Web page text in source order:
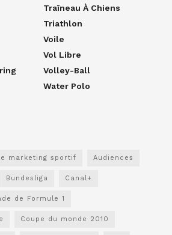
Traîneau À Chiens
Triathlon
Voile
Vol Libre
Volley-Ball
Water Polo
marketing sportif Audiences
Bundesliga Canal+
de Formule 1
Coupe du monde 2010